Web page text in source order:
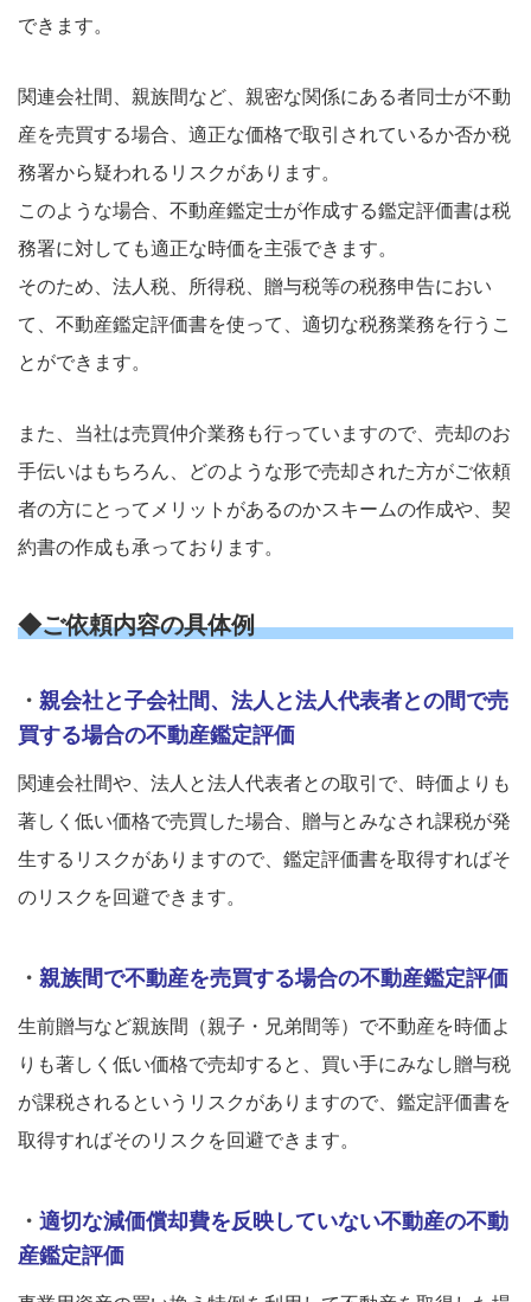
できます。
関連会社間、親族間など、親密な関係にある者同士が不動
産を売買する場合、適正な価格で取引されているか否か税
務署から疑われるリスクがあります。
このような場合、不動産鑑定士が作成する鑑定評価書は税
務署に対しても適正な時価を主張できます。
そのため、法人税、所得税、贈与税等の税務申告におい
て、不動産鑑定評価書を使って、適切な税務業務を行うこ
とができます。
また、当社は売買仲介業務も行っていますので、売却のお
手伝いはもちろん、どのような形で売却された方がご依頼
者の方にとってメリットがあるのかスキームの作成や、契
約書の作成も承っております。
◆ご依頼内容の具体例
・ 親会社と子会社間、法人と法人代表者との間で売
買する場合の不動産鑑定評価
関連会社間や、法人と法人代表者との取引で、時価よりも
著しく低い価格で売買した場合、贈与とみなされ課税が発
生するリスクがありますので、鑑定評価書を取得すればそ
のリスクを回避できます。
・ 親族間で不動産を売買する場合の不動産鑑定評価
生前贈与など親族間（親子・兄弟間等）で不動産を時価よ
りも著しく低い価格で売却すると、買い手にみなし贈与税
が課税されるというリスクがありますので、鑑定評価書を
取得すればそのリスクを回避できます。
・ 適切な減価償却費を反映していない不動産の不動
産鑑定評価